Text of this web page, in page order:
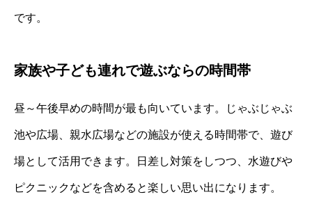
です。
家族や子ども連れで遊ぶならの時間帯
昼～午後早めの時間が最も向いています。じゃぶじゃぶ
池や広場、親水広場などの施設が使える時間帯で、遊び
場として活用できます。日差し対策をしつつ、水遊びや
ピクニックなどを含めると楽しい思い出になります。